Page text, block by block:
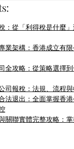
：從「利得稅是什麼
業架構：香港成立有
全攻略：從策略選擇
司報稅：法規、流程
法退出：全面掌握香
關聯實體完整攻略：